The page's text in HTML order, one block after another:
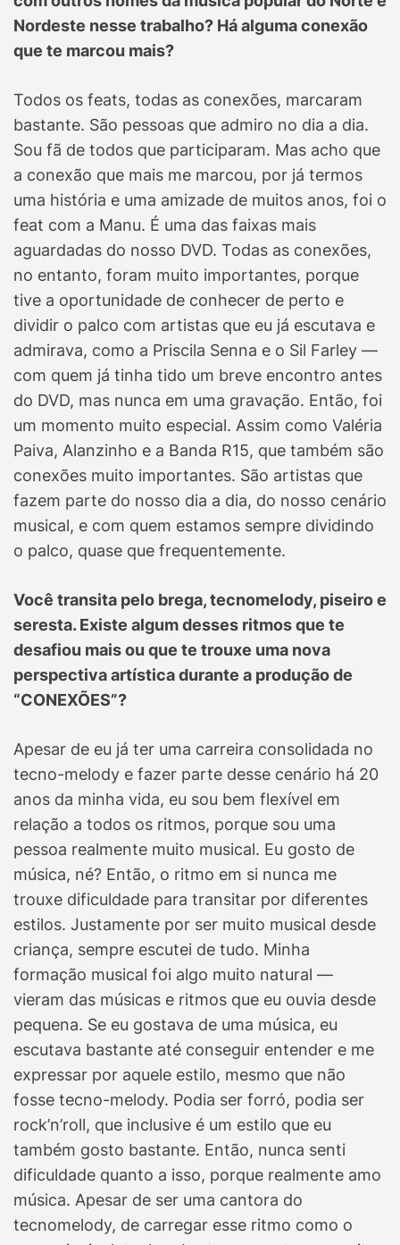
Nordeste nesse trabalho? Há alguma conexão
que te marcou mais?
Todos os feats, todas as conexões, marcaram
bastante. São pessoas que admiro no dia a dia.
Sou fã de todos que participaram. Mas acho que
a conexão que mais me marcou, por já termos
uma história e uma amizade de muitos anos, foi o
feat com a Manu. É uma das faixas mais
aguardadas do nosso DVD. Todas as conexões,
no entanto, foram muito importantes, porque
tive a oportunidade de conhecer de perto e
dividir o palco com artistas que eu já escutava e
admirava, como a Priscila Senna e o Sil Farley —
com quem já tinha tido um breve encontro antes
do DVD, mas nunca em uma gravação. Então, foi
um momento muito especial. Assim como Valéria
Paiva, Alanzinho e a Banda R15, que também são
conexões muito importantes. São artistas que
fazem parte do nosso dia a dia, do nosso cenário
musical, e com quem estamos sempre dividindo
o palco, quase que frequentemente.
Você transita pelo brega, tecnomelody, piseiro e
seresta. Existe algum desses ritmos que te
desafiou mais ou que te trouxe uma nova
perspectiva artística durante a produção de
“CONEXÕES”?
Apesar de eu já ter uma carreira consolidada no
tecno-melody e fazer parte desse cenário há 20
anos da minha vida, eu sou bem flexível em
relação a todos os ritmos, porque sou uma
pessoa realmente muito musical. Eu gosto de
música, né? Então, o ritmo em si nunca me
trouxe dificuldade para transitar por diferentes
estilos. Justamente por ser muito musical desde
criança, sempre escutei de tudo. Minha
formação musical foi algo muito natural —
vieram das músicas e ritmos que eu ouvia desde
pequena. Se eu gostava de uma música, eu
escutava bastante até conseguir entender e me
expressar por aquele estilo, mesmo que não
fosse tecno-melody. Podia ser forró, podia ser
rock’n’roll, que inclusive é um estilo que eu
também gosto bastante. Então, nunca senti
dificuldade quanto a isso, porque realmente amo
música. Apesar de ser uma cantora do
tecnomelody, de carregar esse ritmo como o